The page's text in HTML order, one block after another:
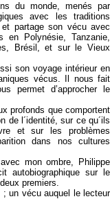
du monde, menés par
avec les traditions
partage son vécu avec
en Polynésie, Tanzanie,
Brésil, et sur le Vieux
son voyage intérieur en
vécus. Il nous fait
permet d’approcher le
profonds que comportent
de l´identité, sur ce qu´ils
et sur les problèmes
dans nos cultures
mon ombre, Philippe
autobiographique sur le
premiers.
; un vécu auquel le lecteur